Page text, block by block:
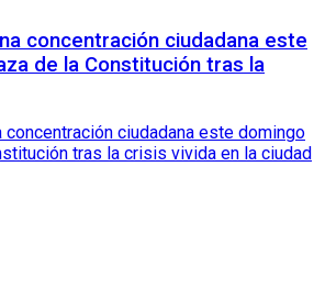
concentración ciudadana este
de la Constitución tras la